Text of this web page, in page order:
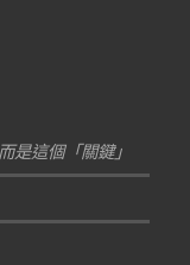
是這個「關鍵」